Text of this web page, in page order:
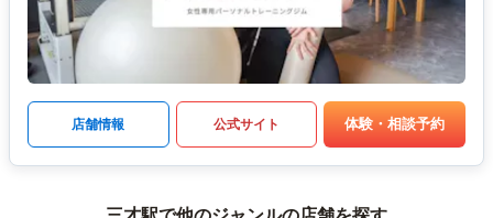
店舗情報 公式サイト 体験・相談予約